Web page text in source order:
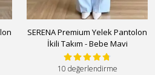
SERENA Premium Yelek Pantolon
İkili Takım - Bebe Mavi
10 değerlendirme